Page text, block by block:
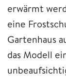
erwärmt
eine
Gartenhaus
das Modell